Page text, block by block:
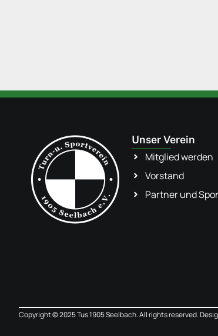
Unser Verein
Mitglied werden
Vorstand
Partner und
Copyright © 2025 Tus 1905 Seelbach. All rights reserved.